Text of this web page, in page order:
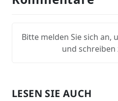
Bitte melden Sie sich an,
und schreiben
LESEN SIE AUCH